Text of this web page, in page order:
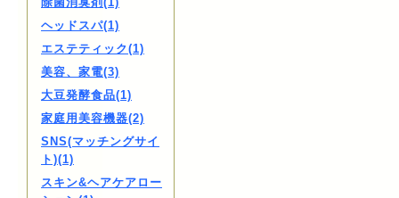
ヘッドスパ(1)
エステティック(1)
美容、家電(3)
大豆発酵食品(1)
家庭用美容機器(2)
SNS(マッチングサイ
ト)(1)
スキン&ヘアケアロー